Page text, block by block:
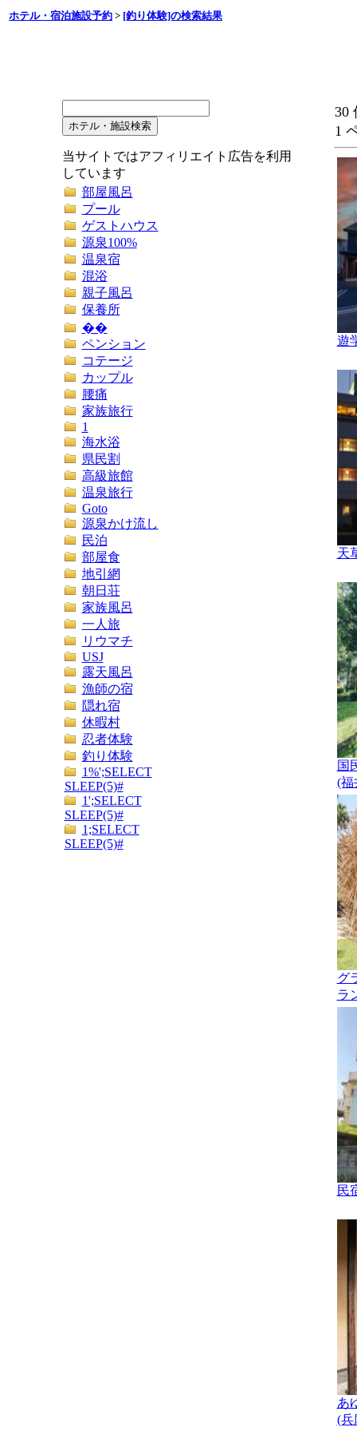
ホテル・宿泊施設予約 > [釣り体験]の検索結果
当サイトではアフィリエイト広告を利用
しています
部屋風呂
プール
ゲストハウス
源泉100%
温泉宿
混浴
親子風呂
保養所
��
ペンション
コテージ
カップル
腰痛
家族旅行
1
海水浴
県民割
高級旅館
温泉旅行
Goto
源泉かけ流し
民泊
部屋食
地引網
朝日荘
家族風呂
一人旅
リウマチ
USJ
露天風呂
漁師の宿
隠れ宿
休暇村
忍者体験
釣り体験
1%';SELECT
SLEEP(5)#
1';SELECT
SLEEP(5)#
1;SELECT
SLEEP(5)#
30
1
遊
天
国
(福
グ
ラ
民
あ
(兵